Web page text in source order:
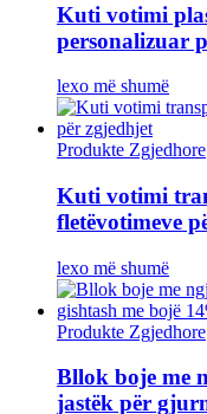
Kuti votimi
personalizuar
lexo më shumë
Produkte Zgjedhore
Kuti votimi
fletëvotimeve
lexo më shumë
Produkte Zgjedhore
Bllok boje me
jastëk për